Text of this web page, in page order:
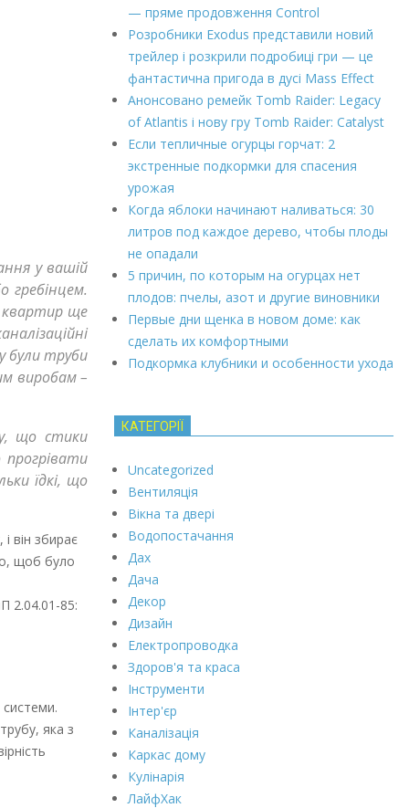
у вашій
гребінцем.
квартир ще
були труби
виробам –
що стики
прогрівати
їдкі, що
він збирає
щоб було
2.04.01-85:
яка з
— пряме продовження Control
Розробники Exodus представили новий
трейлер і розкрили подробиці гри — це
фантастична пригода в дусі Mass Effect
Анонсовано ремейк Tomb Raider: Legacy
of Atlantis і нову гру Tomb Raider: Catalyst
Если тепличные огурцы горчат: 2
экстренные подкормки для спасения
урожая
Когда яблоки начинают наливаться: 30
литров под каждое дерево, чтобы плоды
не опадали
5 причин, по которым на огурцах нет
плодов: пчелы, азот и другие виновники
Первые дни щенка в новом доме: как
сделать их комфортными
Подкормка клубники и особенности ухода
КАТЕГОРІЇ
Uncategorized
Вентиляція
Вікна та двері
Водопостачання
Дах
Дача
Декор
Дизайн
Електропроводка
Здоров'я та краса
Інструменти
Інтер'єр
Каналізація
Каркас дому
Кулінарія
ЛайфХак